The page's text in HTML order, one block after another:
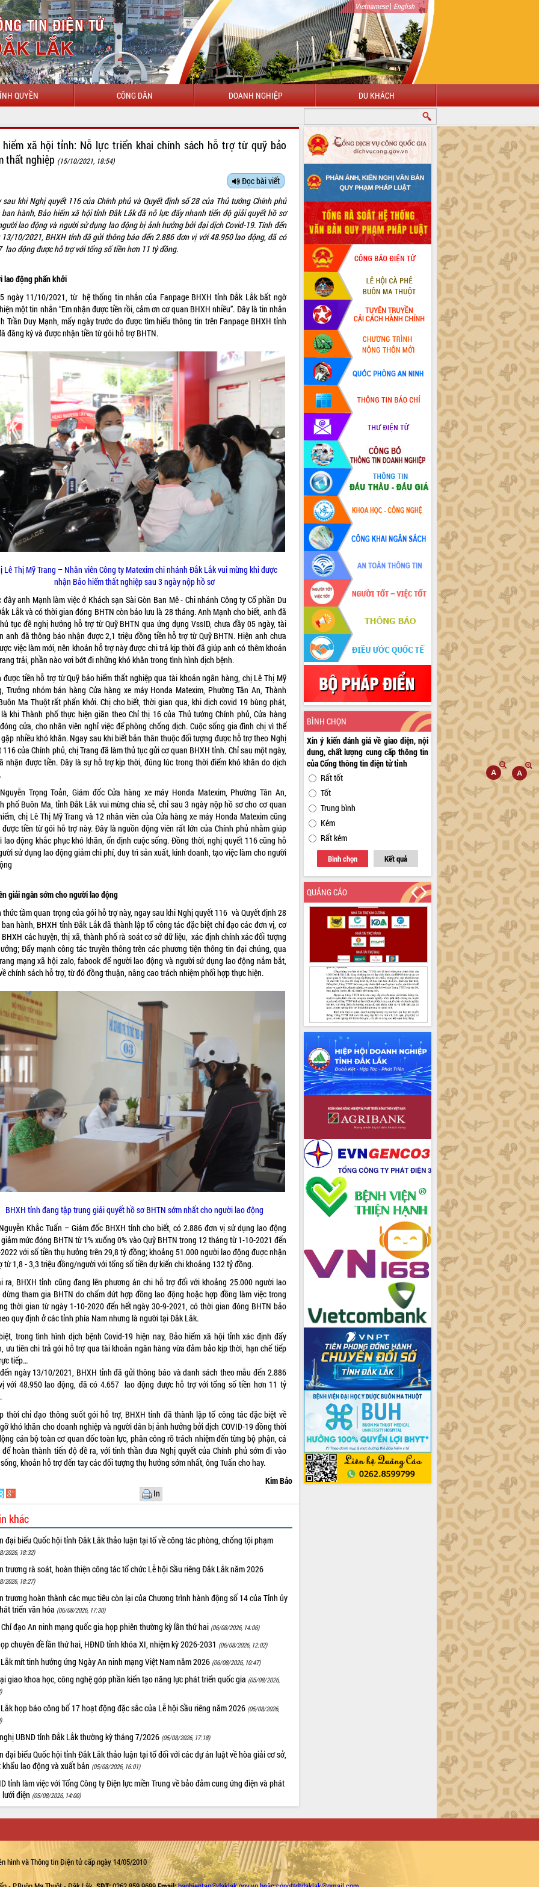
Vietnamese| English
QUYỀN CÔNG DÂN DOANH NGHIỆP DU KHÁCH
hiểm xã hội tỉnh: Nỗ lực triển khai chính sách hỗ trợ từ quỹ bảo
thất nghiệp (15/10/2021, 18:54)
Đọc bài viết
sau khi Nghị quyết 116 của Chính phủ và Quyết định số 28 của Thủ tướng Chính phủ
ban hành, Bảo hiểm xã hội tỉnh Đắk Lắk đã nỗ lực đẩy nhanh tiến độ giải quyết hồ sơ
lao động và người sử dụng lao động bị ảnh hưởng bởi đại dịch Covid-19. Tính đến
10/2021, BHXH tỉnh đã gửi thông báo đến 2.886 đơn vị với 48.950 lao động, đã có
lao động được hỗ trợ với tổng số tiền hơn 11 tỷ đồng.
lao động phấn khởi
ngày 11/10/2021, từ hệ thống tin nhắn của Fanpage BHXH tỉnh Đắk Lắk bất ngờ
một tin nhắn “Em nhận được tiền rồi, cảm ơn cơ quan BHXH nhiều”. Đây là tin nhắn
Trần Duy Mạnh, mấy ngày trước do được tìm hiểu thông tin trên Fanpage BHXH tỉnh
đăng ký và được nhận tiền từ gói hỗ trợ BHTN.
Lê Thị Mỹ Trang – Nhân viên Công ty Matexim chi nhánh Đắk Lắk vui mừng khi được
nhận Bảo hiểm thất nghiệp sau 3 ngày nộp hồ sơ
đây anh Mạnh làm việc ở Khách sạn Sài Gòn Ban Mê - Chi nhánh Công ty Cổ phần Du
Lắk và có thời gian đóng BHTN còn bảo lưu là 28 tháng. Anh Mạnh cho biết, anh đã
tục đề nghị hưởng hỗ trợ từ Quỹ BHTN qua ứng dụng VssID, chưa đầy 05 ngày, tài
anh đã thông báo nhận được 2,1 triệu đồng tiền hỗ trợ từ Quỹ BHTN. Hiện anh chưa
việc làm mới, nên khoản hỗ trợ này được chi trả kịp thời đã giúp anh có thêm khoản
trải, phần nào vơi bớt đi những khó khăn trong tình hình dịch bệnh.
được tiền hỗ trợ từ Quỹ bảo hiểm thất nghiệp qua tài khoản ngân hàng, chị Lê Thị Mỹ
Trưởng nhóm bán hàng Cửa hàng xe máy Honda Matexim, Phường Tân An, Thành
Ma Thuột rất phấn khởi. Chị cho biết, thời gian qua, khi dịch covid 19 bùng phát,
khi Thành phố thực hiện giãn theo Chỉ thị 16 của Thủ tướng Chính phủ, Cửa hàng
cửa, cho nhân viên nghỉ việc để phòng chống dịch. Cuộc sống gia đình chị vì thế
nhiều khó khăn. Ngay sau khi biết bản thân thuộc đối tượng được hỗ trợ theo Nghị
116 của Chính phủ, chị Trang đã làm thủ tục gửi cơ quan BHXH tỉnh. Chỉ sau một ngày,
nhận được tiền. Đây là sự hỗ trợ kịp thời, đúng lúc trong thời điểm khó khăn do dịch
Trọng Toản, Giám đốc Cửa hàng xe máy Honda Matexim, Phường Tân An,
phố Buôn Ma, tỉnh Đắk Lắk vui mừng chia sẻ, chỉ sau 3 ngày nộp hồ sơ cho cơ quan
chị Lê Thị Mỹ Trang và 12 nhân viên của Cửa hàng xe máy Honda Matexim cũng
được tiền từ gói hỗ trợ này. Đây là nguồn động viên rất lớn của Chính phủ nhằm giúp
lao động khắc phục khó khăn, ổn định cuộc sống. Đồng thời, nghị quyết 116 cũng hỗ
sử dụng lao động giảm chi phí, duy trì sản xuất, kinh doanh, tạo việc làm cho người
giải ngân sớm cho người lao động
thức tầm quan trọng của gói hỗ trợ này, ngay sau khi Nghị quyết 116 và Quyết định 28
hành, BHXH tỉnh Đắk Lắk đã thành lập tổ công tác đặc biệt chỉ đạo các đơn vị, cơ
các huyện, thị xã, thành phố rà soát cơ sở dữ liệu, xác định chính xác đối tượng
Đẩy mạnh công tác truyền thông trên các phương tiện thông tin đại chúng, qua
mạng xã hội zalo, fabook để người lao động và người sử dụng lao động nắm bắt,
chính sách hỗ trợ, từ đó đồng thuận, nâng cao trách nhiệm phối hợp thực hiện.
BHXH tỉnh đang tập trung giải quyết hồ sơ BHTN sớm nhất cho người lao động
Khắc Tuấn – Giám đốc BHXH tỉnh cho biết, có 2.886 đơn vị sử dụng lao động
mức đóng BHTN từ 1% xuống 0% vào Quỹ BHTN trong 12 tháng từ 1-10-2021 đến
với số tiền thụ hưởng trên 29,8 tỷ đồng; khoảng 51.000 người lao động đuợc nhận
từ 1,8 - 3,3 triệu đồng/người với tổng số tiền dự kiến chi khoảng 132 tỷ đồng.
ra, BHXH tỉnh cũng đang lên phương án chi hỗ trợ đối với khoảng 25.000 người lao
dừng tham gia BHTN do chấm dứt hợp đồng lao động hoặc hợp đồng làm việc trong
thời gian từ ngày 1-10-2020 đến hết ngày 30-9-2021, có thời gian đóng BHTN bảo
quy định ở các tỉnh phía Nam nhưng là người tại Đắk Lắk.
trong tình hình dịch bệnh Covid-19 hiện nay, Bảo hiểm xã hội tỉnh xác định đẩy
ưu tiên chi trả gói hỗ trợ qua tài khoản ngân hàng vừa đảm bảo kịp thời, hạn chế tiếp
tiếp…
ngày 13/10/2021, BHXH tỉnh đã gửi thông báo và danh sách theo mẫu đến 2.886
với 48.950 lao động, đã có 4.657 lao động được hỗ trợ với tổng số tiền hơn 11 tỷ
thời chỉ đạo thông suốt gói hỗ trợ, BHXH tỉnh đã thành lập tổ công tác đặc biệt về
khó khăn cho doanh nghiệp và người dân bị ảnh hưởng bởi dịch COVID-19 đồng thời
cán bộ toàn cơ quan dốc toàn lực, phân công rõ trách nhiệm đến từng bộ phận, cá
để hoàn thành tiến độ đề ra, với tinh thần đưa Nghị quyết của Chính phủ sớm đi vào
khoản hỗ trợ đến tay các đối tượng thụ hưởng sớm nhất, ông Tuấn cho hay.
Kim Bảo
In
khác
đại biểu Quốc hội tỉnh Đắk Lắk thảo luận tại tổ về công tác phòng, chống tội phạm
2026, 18:32)
trương rà soát, hoàn thiện công tác tổ chức Lễ hội Sầu riêng Đắk Lắk năm 2026
2026, 18:27)
trương hoàn thành các mục tiêu còn lại của Chương trình hành động số 14 của Tỉnh ủy
triển văn hóa (06/08/2026, 17:30)
đạo An ninh mạng quốc gia họp phiên thường kỳ lần thứ hai (06/08/2026, 14:06)
chuyên đề lần thứ hai, HĐND tỉnh khóa XI, nhiệm kỳ 2026-2031 (06/08/2026, 12:02)
mít tinh hưởng ứng Ngày An ninh mạng Việt Nam năm 2026 (06/08/2026, 10:47)
giao khoa học, công nghệ góp phần kiến tạo năng lực phát triển quốc gia (05/08/2026,
họp báo công bố 17 hoạt động đặc sắc của Lễ hội Sầu riêng năm 2026 (05/08/2026,
UBND tỉnh Đắk Lắk thường kỳ tháng 7/2026 (05/08/2026, 17:18)
đại biểu Quốc hội tỉnh Đắk Lắk thảo luận tại tổ đối với các dự án luật về hòa giải cơ sở,
khẩu lao động và xuất bản (05/08/2026, 16:01)
tỉnh làm việc với Tổng Công ty Điện lực miền Trung về bảo đảm cung ứng điện và phát
lưới điện (05/08/2026, 14:00)
BÌNH CHỌN
Xin ý kiến đánh giá về giao diện, nội
dung, chất lượng cung cấp thông tin
của Cổng thông tin điện tử tỉnh
Rất tốt
Tốt
Trung bình
Kém
Rất kém
Bình chọn Kết quả
QUẢNG CÁO
hình và Thông tin Điện tử cấp ngày 14/05/2010